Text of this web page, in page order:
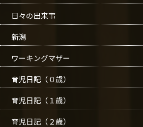
日々の出来事
新潟
ワーキングマザー
育児日記（０歳）
育児日記（１歳）
育児日記（２歳）